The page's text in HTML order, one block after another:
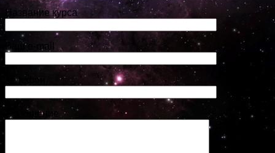
Название курса
Ваш e-mail
Телефон
Сообщение